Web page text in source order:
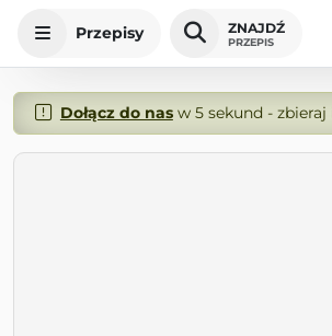
Przepisy ZNAJDŹ
PRZEPIS
Dołącz do nasw 5 sekund - zbieraj